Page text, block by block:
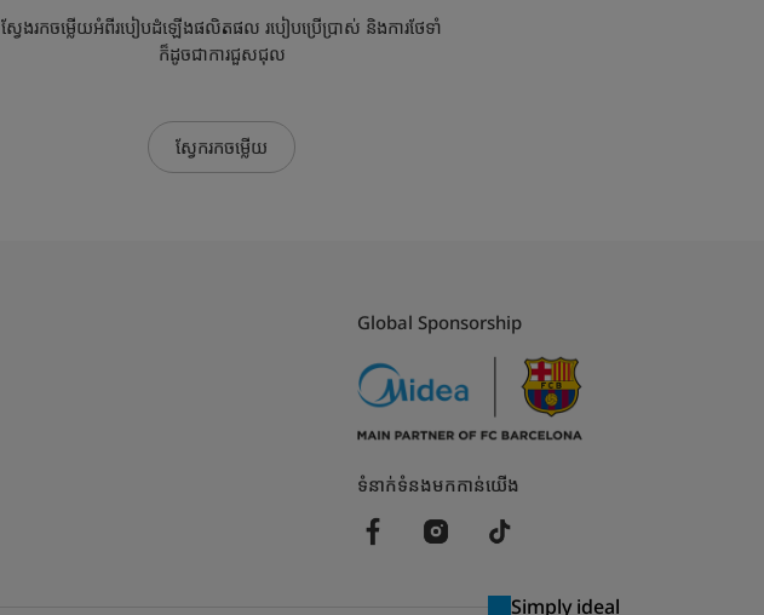
ស្វែងរកចម្លើយអំពីរបៀបដំឡើងផលិតផល របៀបប្រើប្រាស់ និងការថែទាំ
ក៏ដូចជាការជួសជុល
ស្វែករកចម្លើយ
Global Sponsorship
ទំនាក់ទំនងមកកាន់យើង
Simply ideal